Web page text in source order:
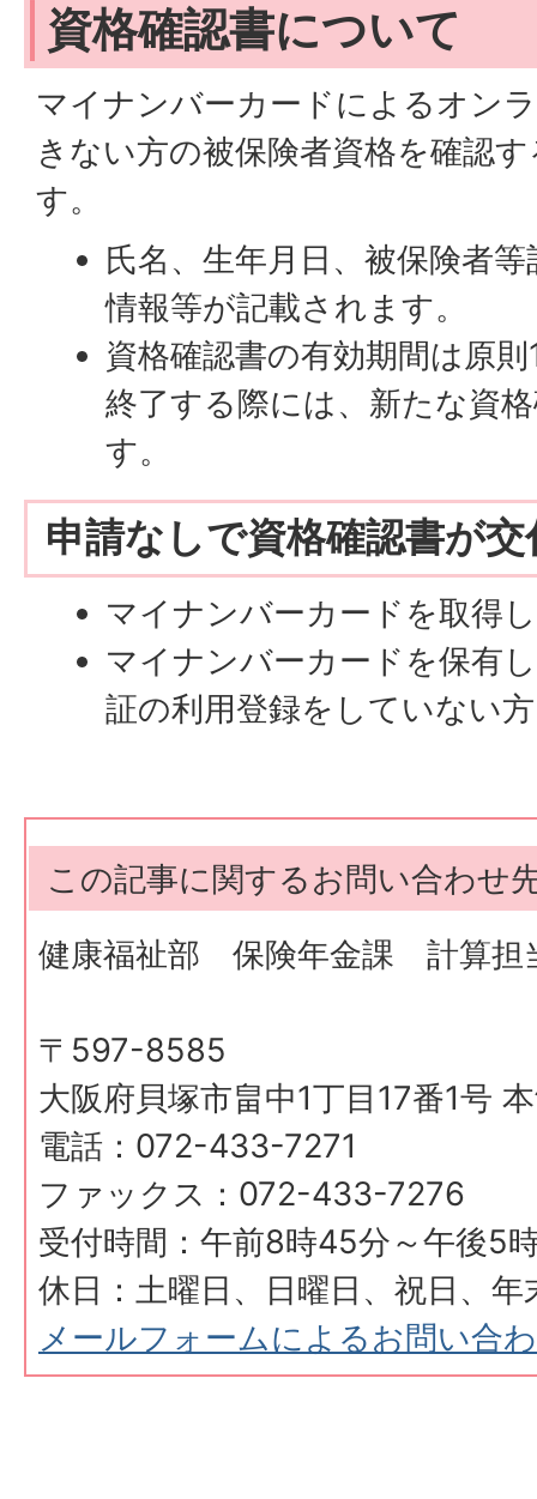
資格確認書について
マイナンバーカードによるオン
きない方の被保険者資格を確認
す。
氏名、生年月日、被保険者
情報等が記載されます。
資格確認書の有効期間は原
終了する際には、新たな資
す。
申請なしで資格確認書が
マイナンバーカードを取得
マイナンバーカードを保有
証の利用登録をしていない
この記事に関するお問い合わせ
健康福祉部 保険年金課 計算担
〒597-8585
大阪府貝塚市畠中1丁目17番1号
電話：072-433-7271
ファックス：072-433-7276
受付時間：午前8時45分～午後5
休日：土曜日、日曜日、祝日、年
メールフォームによるお問い合